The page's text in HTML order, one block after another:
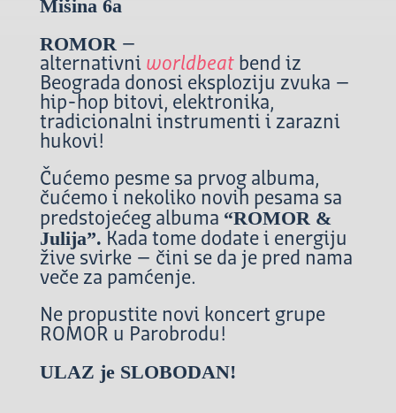
Mišina 6a
ROMOR–
alternativni worldbeatbend iz
Beograda donosi eksploziju zvuka –
hip-hop bitovi, elektronika,
tradicionalni instrumenti i zarazni
hukovi!
Čućemo pesme sa prvog albuma,
čućemo i nekoliko novih pesama sa
predstojećeg albuma “ROMOR &
Julija”. Kada tome dodate i energiju
žive svirke – čini se da je pred nama
veče za pamćenje.
Ne propustite novi koncert grupe
ROMOR u Parobrodu!
ULAZ je SLOBODAN!